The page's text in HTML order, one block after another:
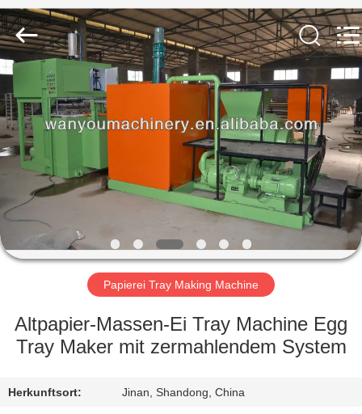
STARTSEITE
PRODUKTE
VIDEOS
ÜBER
UNS
FABRIK
TOUR
QUALITÄTSKONTROLLE
Wanyou
Packing
Machinery
Factory.
Rights
Reserved.
Papierei Tray Making Machine
Altpapier-Massen-Ei Tray Machine Egg
Tray Maker mit zermahlendem System
Herkunftsort: Jinan, Shandong, China